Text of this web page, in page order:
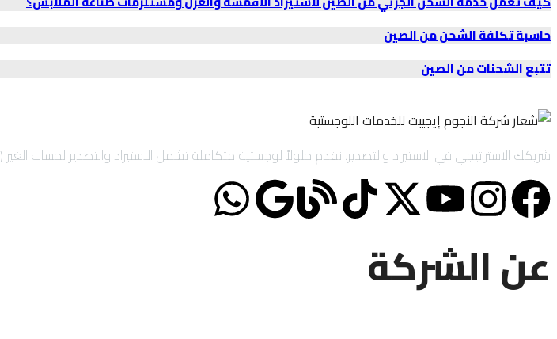
حاسبة تكلفة الشحن من الصين
تتبع الشحنات من الصين
شريكك الاستراتيجي في الاستيراد والتصدير. نقدم حلولاً لوجستية متكاملة تشمل الاستيراد والتصدير لحساب الغير (IOR/EOR)، والتخليص الجمركي السريع، والشحن الدولي لضمان نمو أعمالك بأمان.
عن الشركة